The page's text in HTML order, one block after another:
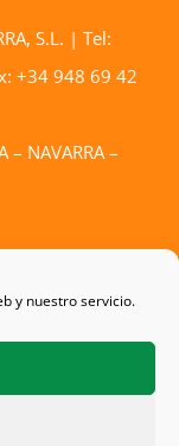
y nuestro servicio.
S.L. | Tel:
+34 948 69 42
NAVARRA –